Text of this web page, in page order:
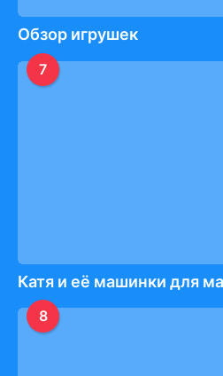
Обзор игрушек
7
Катя и её машинки для
8